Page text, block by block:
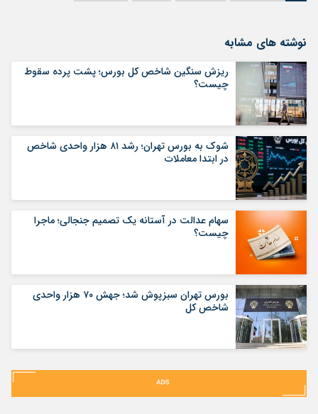
نوشته های مشابه
ریزش سنگین شاخص کل بورس؛ پشت پرده سقوط
چیست؟
شوک به بورس تهران؛ رشد ۸۱ هزار واحدی شاخص
در ابتدا معاملات
سهام عدالت در آستانه یک تصمیم جنجالی؛ ماجرا
چیست؟
بورس تهران سبزپوش شد؛ جهش ۷۰ هزار واحدی
شاخص کل